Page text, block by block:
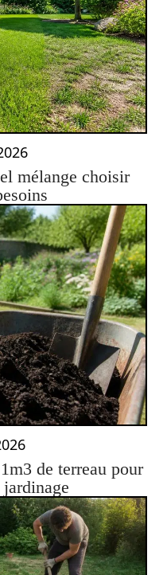
mélange choisir
de terreau pour